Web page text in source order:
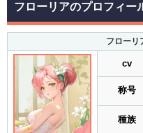
フローリアのプロフィー
フローリ
cv
称号
種族